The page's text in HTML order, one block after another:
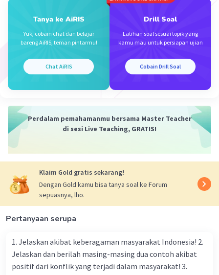
Tanya ke AiRIS
Yuk, cobain chat dan belajar
bareng AiRIS, teman pintarmu!
Chat AiRIS
Drill Soal
Latihan soal sesuai topik yang
kamu mau untuk persiapan ujian
Cobain Drill Soal
Perdalam pemahamanmu bersama Master Teacher
di sesi Live Teaching, GRATIS!
Klaim Gold gratis sekarang!
Dengan Gold kamu bisa tanya soal ke Forum
sepuasnya, lho.
Pertanyaan serupa
1. Jelaskan akibat keberagaman masyarakat Indonesia! 2.
Jelaskan dan berilah masing-masing dua contoh akibat
positif dari konflik yang terjadi dalam masyarakat! 3.